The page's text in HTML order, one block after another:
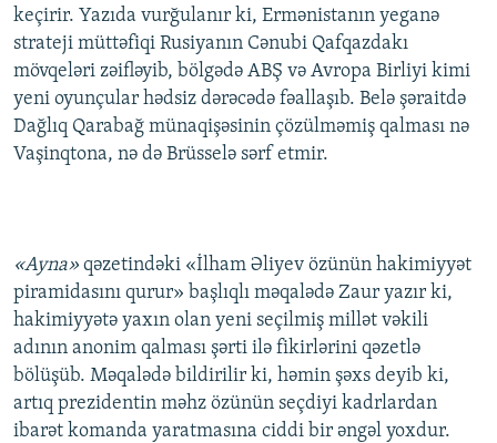
keçirir. Yazıda vurğulanır ki, Ermənistanın yeganə
strateji müttəfiqi Rusiyanın Cənubi Qafqazdakı
mövqeləri zəifləyib, bölgədə ABŞ və Avropa Birliyi kimi
yeni oyunçular hədsiz dərəcədə fəallaşıb. Belə şəraitdə
Dağlıq Qarabağ münaqişəsinin çözülməmiş qalması nə
Vaşinqtona, nə də Brüsselə sərf etmir.
«Ayna» qəzetindəki «İlham Əliyev özünün hakimiyyət
piramidasını qurur» başlıqlı məqalədə Zaur yazır ki,
hakimiyyətə yaxın olan yeni seçilmiş millət vəkili
adının anonim qalması şərti ilə fikirlərini qəzetlə
bölüşüb. Məqalədə bildirilir ki, həmin şəxs deyib ki,
artıq prezidentin məhz özünün seçdiyi kadrlardan
ibarət komanda yaratmasına ciddi bir əngəl yoxdur.